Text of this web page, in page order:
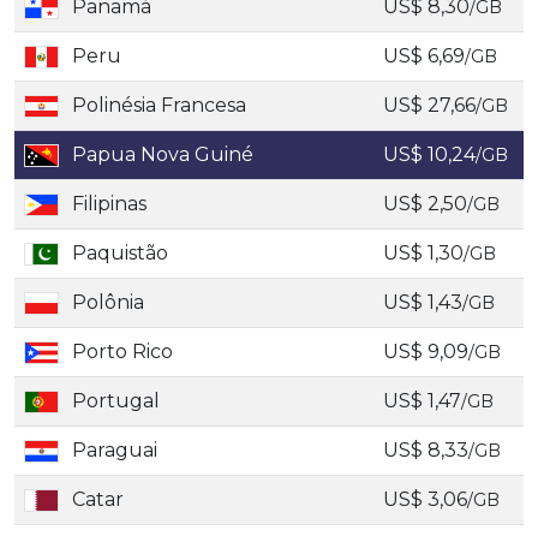
Panamá US$ 8,30/GB
Peru US$ 6,69/GB
Polinésia Francesa US$ 27,66/GB
Papua Nova Guiné US$ 10,24/GB
Filipinas US$ 2,50/GB
Paquistão US$ 1,30/GB
Polônia US$ 1,43/GB
Porto Rico US$ 9,09/GB
Portugal US$ 1,47/GB
Paraguai US$ 8,33/GB
Catar US$ 3,06/GB